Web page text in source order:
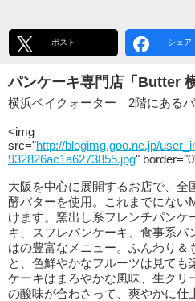
ポスト シェア
パンケーキ専門店「Butter
横浜ベイクォーター 2階にあるパ
<img
src="http://blogimg.goo.ne.jp/
932826ac1a6273855.jpg"
大阪を中心に展開するお店で、全
酵バターを使用。これまでにない
けます。窯出し系フレンチパンケ
キ、スフレパンケーキ、食事系パ
はの豊富なメニュー。ふんわり＆
と、色鮮やかなフルーツは見ても
ケーキはまろやかな風味、生クリ
の酸味が合わさって、爽やかに仕